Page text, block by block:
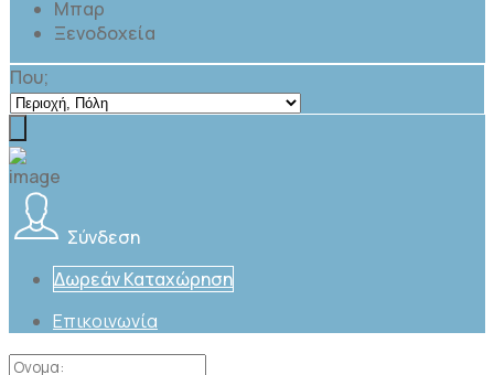
Μπαρ
Ξενοδοχεία
Που;
Σύνδεση
Δωρεάν Καταχώρηση
Επικοινωνία